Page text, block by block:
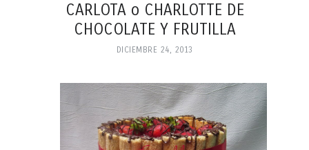
CARLOTA o CHARLOTTE DE
CHOCOLATE Y FRUTILLA
DICIEMBRE 24, 2013